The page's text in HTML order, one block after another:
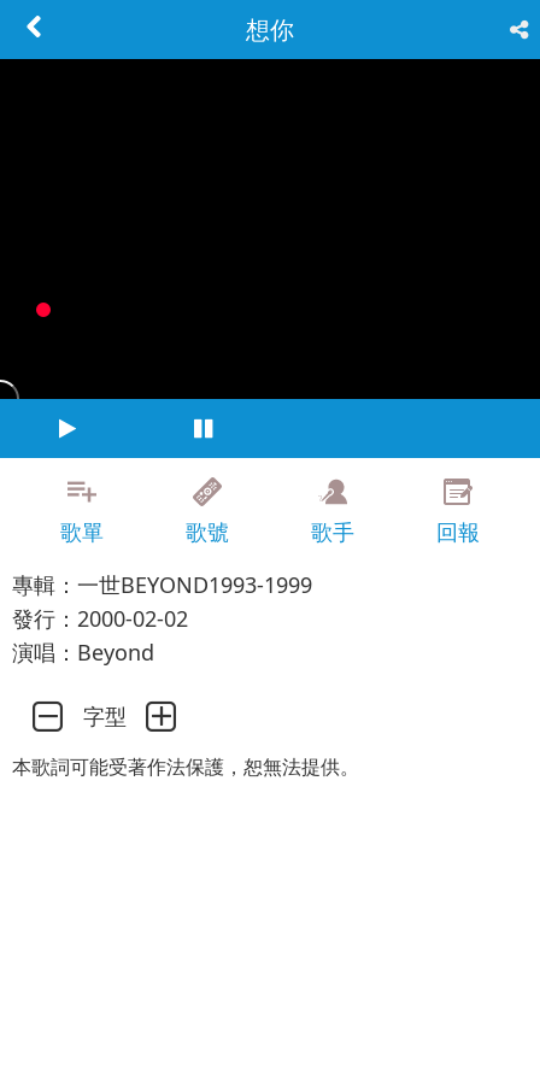
想你
歌單 歌號 歌手
回報
專輯：一世BEYOND1993-1999
發行：2000-02-02
演唱：Beyond
字型
本歌詞可能受著作法保護，恕無法提供。